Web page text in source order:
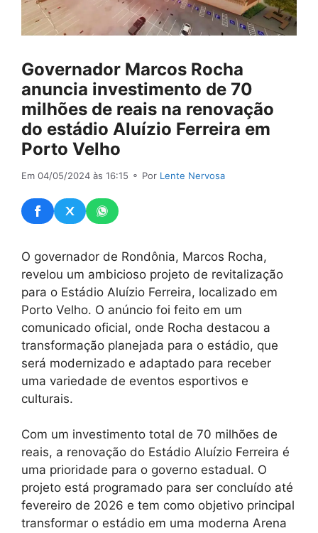
Governador Marcos Rocha
anuncia investimento de 70
milhões de reais na renovação
do estádio Aluízio Ferreira em
Porto Velho
Em 04/05/2024 às 16:15 ⚬ Por Lente Nervosa
O governador de Rondônia, Marcos Rocha,
revelou um ambicioso projeto de revitalização
para o Estádio Aluízio Ferreira, localizado em
Porto Velho. O anúncio foi feito em um
comunicado oficial, onde Rocha destacou a
transformação planejada para o estádio, que
será modernizado e adaptado para receber
uma variedade de eventos esportivos e
culturais.
Com um investimento total de 70 milhões de
reais, a renovação do Estádio Aluízio Ferreira é
uma prioridade para o governo estadual. O
projeto está programado para ser concluído até
fevereiro de 2026 e tem como objetivo principal
transformar o estádio em uma moderna Arena